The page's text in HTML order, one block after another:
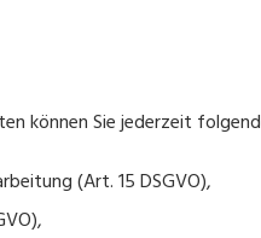
können Sie jederzeit
(Art. 15 DSGVO),